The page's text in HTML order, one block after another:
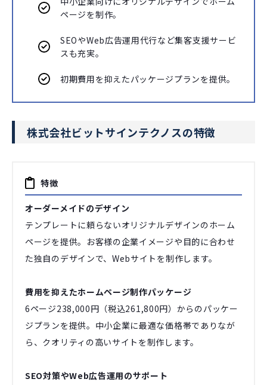
ページを制作。
SEOやWeb広告運用代行など集客支援サービ
スも充実。
初期費用を抑えたパッケージプランを提供。
株式会社ビットサインテクノスの特徴
特徴
オーダーメイドのデザイン
テンプレートに頼らないオリジナルデザインのホーム
ページを提供。お客様の企業イメージや目的に合わせ
た独自のデザインで、Webサイトを制作します。
費用を抑えたホームページ制作パッケージ
6ページ238,000円（税込261,800円）からのパッケー
ジプランを提供。中小企業に最適な価格帯でありなが
ら、クオリティの高いサイトを制作します。
SEO対策やWeb広告運用のサポート